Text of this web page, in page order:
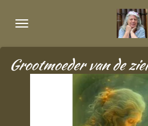
direct
de
hoofdinhoud
Grootmoeder van de ziel